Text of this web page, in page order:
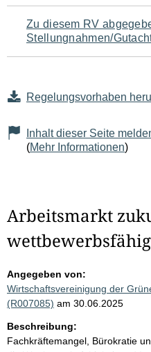
Zu diesem RV
Stellungnahmen/
Regelungsvorhaben
Inhalt dieser Seite
(Mehr Informationen)
Arbeitsmarkt
Angegeben von:
Wirtschaftsvereinigung der
(R007085) am 30.06.2025
Beschreibung:
Fachkräftemangel, Bürokratie